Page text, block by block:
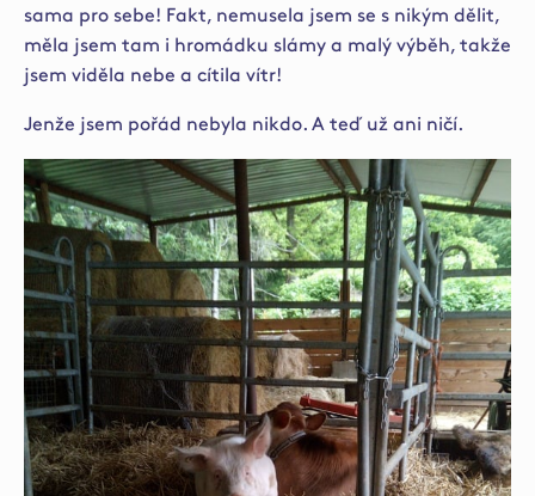
sama pro sebe! Fakt, nemusela jsem se s nikým dělit,
měla jsem tam i hromádku slámy a malý výběh, takže
jsem viděla nebe a cítila vítr!
Jenže jsem pořád nebyla nikdo. A teď už ani ničí.